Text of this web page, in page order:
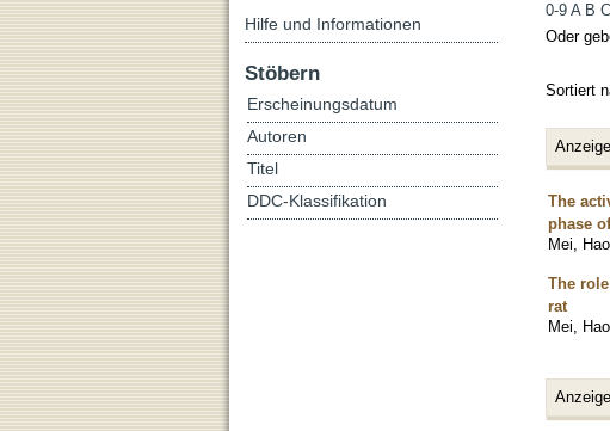
0-9 A B C
Oder
Sortiert
The
phase
Mei, Hao
The
rat
Mei, Hao
Hilfe und Informationen
Stöbern
Erscheinungsdatum
Autoren
Titel
DDC-Klassifikation